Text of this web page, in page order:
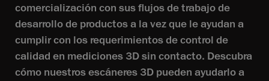
comercialización con sus flujos de trabajo de
desarrollo de productos a la vez que le ayudan a
cumplir con los requerimientos de control de
calidad en mediciones 3D sin contacto. Descubra
cómo nuestros escáneres 3D pueden ayudarlo a